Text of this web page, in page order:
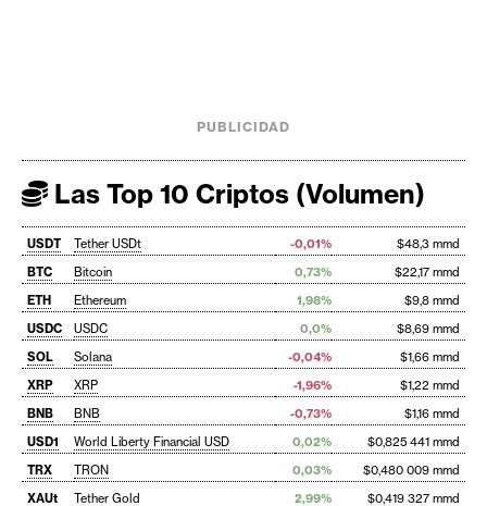
PUBLICIDAD
Las Top 10 Criptos (Volumen)
USDT Tether USDt -0,01%
$48,3 mmd
BTC
Bitcoin 0,73%
$22,17 mmd
ETH
Ethereum 1,98%
$9,8 mmd
USDC
USDC 0,0%
$8,69 mmd
SOL
Solana -0,04%
$1,66 mmd
XRP
XRP -1,96%
$1,22 mmd
BNB
BNB -0,73%
$1,16 mmd
USD1
World Liberty Financial USD 0,02%
$0,825 441 mmd
TRX
TRON 0,03%
$0,480 009 mmd
XAUt
Tether Gold 2,99% $0,419 327 mmd